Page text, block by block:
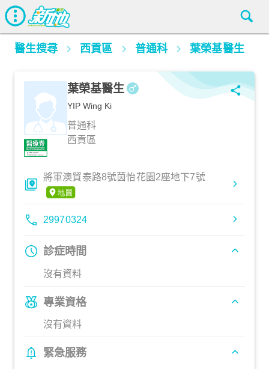
醫生搜尋 西貢區 普通科 葉榮基醫生
葉榮基醫生
YIP Wing Ki
普通科
西貢區
將軍澳貿泰路8號茵怡花園2座地下7號
29970324
診症時間
沒有資料
專業資格
沒有資料
緊急服務